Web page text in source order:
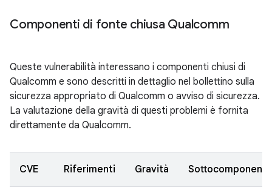
Componenti di fonte chiusa Qualcomm
Queste vulnerabilità interessano i componenti chiusi di
Qualcomm e sono descritti in dettaglio nel bollettino sulla
sicurezza appropriato di Qualcomm o avviso di sicurezza.
La valutazione della gravità di questi problemi è fornita
direttamente da Qualcomm.
CVE Riferimenti Gravità Sottocomponente